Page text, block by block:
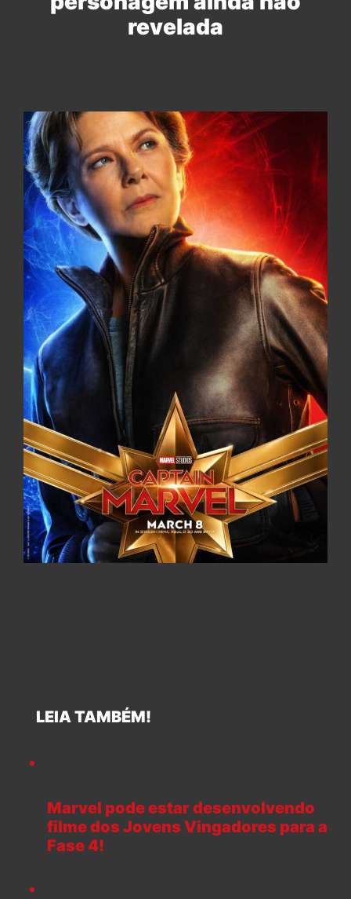
revelada
LEIA TAMBÉM!
Marvel pode estar desenvolvendo
filme dos Jovens Vingadores para a
Fase 4!